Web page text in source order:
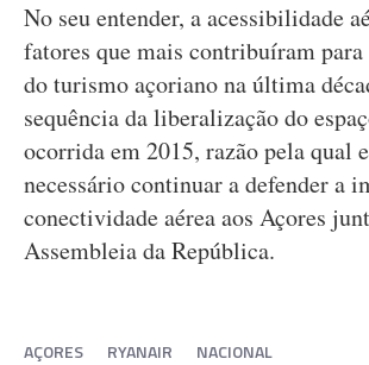
No seu entender, a acessibilidade
fatores que mais contribuíram
do turismo açoriano na última
sequência da liberalização do
ocorrida em 2015, razão pela qual
necessário continuar a defender a
conectividade aérea aos Açores
Assembleia da República.
AÇORES RYANAIR NACIONAL